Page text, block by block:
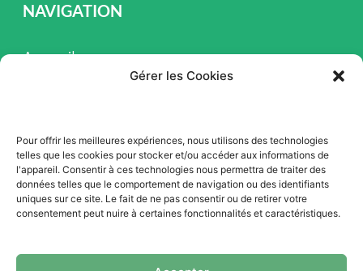
Gérer les Cookies
Pour offrir les meilleures expériences, nous utilisons des technologies
telles que les cookies pour stocker et/ou accéder aux informations de
l'appareil. Consentir à ces technologies nous permettra de traiter des
données telles que le comportement de navigation ou des identifiants
uniques sur ce site. Le fait de ne pas consentir ou de retirer votre
consentement peut nuire à certaines fonctionnalités et caractéristiques.
NAVIGATION
Accueil
Promotion
Blogue
Nous contacter